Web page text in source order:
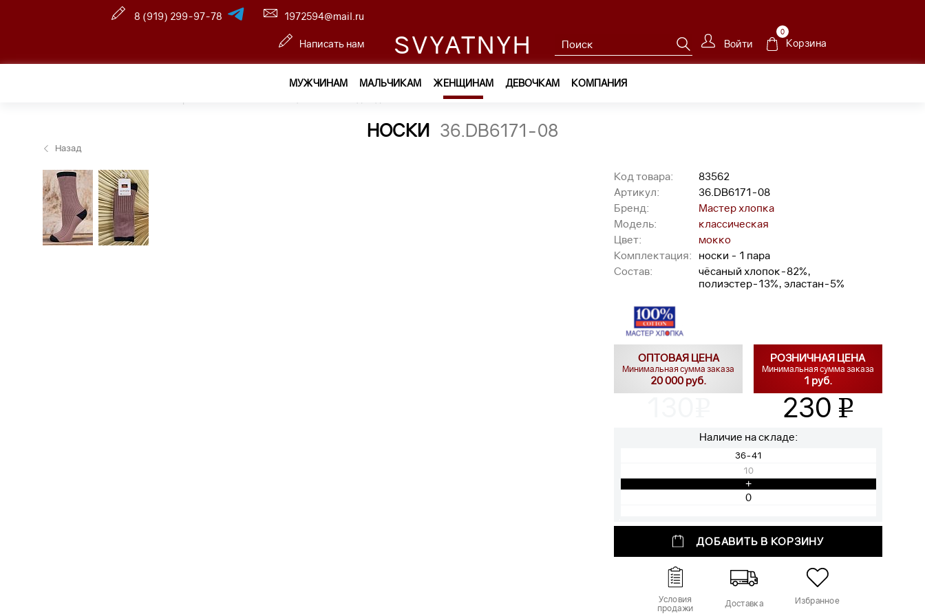
8 (919) 299-97-78 1972594@mail.ru
Написать нам SVYATNYH Войти
0
Корзина
МУЖЧИНАМ МАЛЬЧИКАМ ЖЕНЩИНАМ ДЕВОЧКАМ КОМПАНИЯ
— носки 36.DB6171-08
НОСКИ 36.DB6171-08
Назад
Код товара:
83562
Артикул:
36.DB6171-08
Бренд:
Мастер хлопка
Модель:
классическая
Цвет:
мокко
Комплектация:
носки - 1 пара
Состав:
чёсаный хлопок-82%,
полиэстер-13%, эластан-5%
ОПТОВАЯ ЦЕНА
Минимальная сумма заказа
20 000 руб.
РОЗНИЧНАЯ ЦЕНА
Минимальная сумма заказа
1 руб.
230 v
Наличие на складе:
36-41
10
+
ДОБАВИТЬ В КОРЗИНУ
Условия
продажи
Доставка Избранное